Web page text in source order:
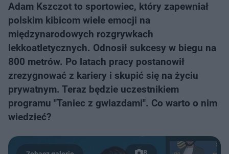
Adam Kszczot to sportowiec, który zapewniał
polskim kibicom wiele emocji na
międzynarodowych rozgrywkach
lekkoatletycznych. Odnosił sukcesy w biegu na
800 metrów. Po latach pracy postanowił
zrezygnować z kariery i skupić się na życiu
prywatnym. Teraz będzie uczestnikiem
programu "Taniec z gwiazdami". Co warto o nim
wiedzieć?